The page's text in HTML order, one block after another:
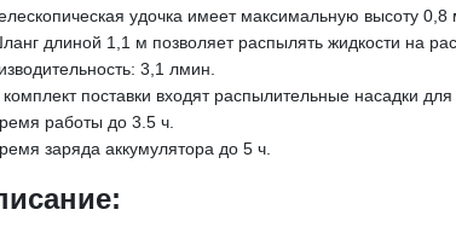
удочка имеет максимальную высоту 0,8
длиной 1,1 м позволяет распылять жидкости на
3,1 лмин.
комплект поставки входят распылительные насадки для
работы до 3.5 ч.
заряда аккумулятора до 5 ч.